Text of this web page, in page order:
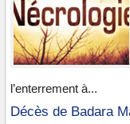
l’enterrement à...
Décès de Badara